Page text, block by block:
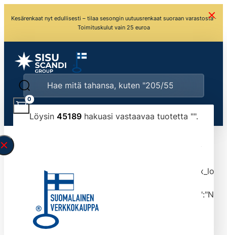
Kesärenkaat nyt edullisesti – tilaa sesongin uutuusrenkaat suoraan varastosta ·
Toimituskulut vain 25 euroa
Löysin 45189hakuasi vastaavaa tuotetta "".
typed the search query correctly.<br>Currently
tmlmvi","meta_query":
data-original-query-vars="[]" data-page="1"
data-max-pages="4519" data-start="1" data-
end="10">
0